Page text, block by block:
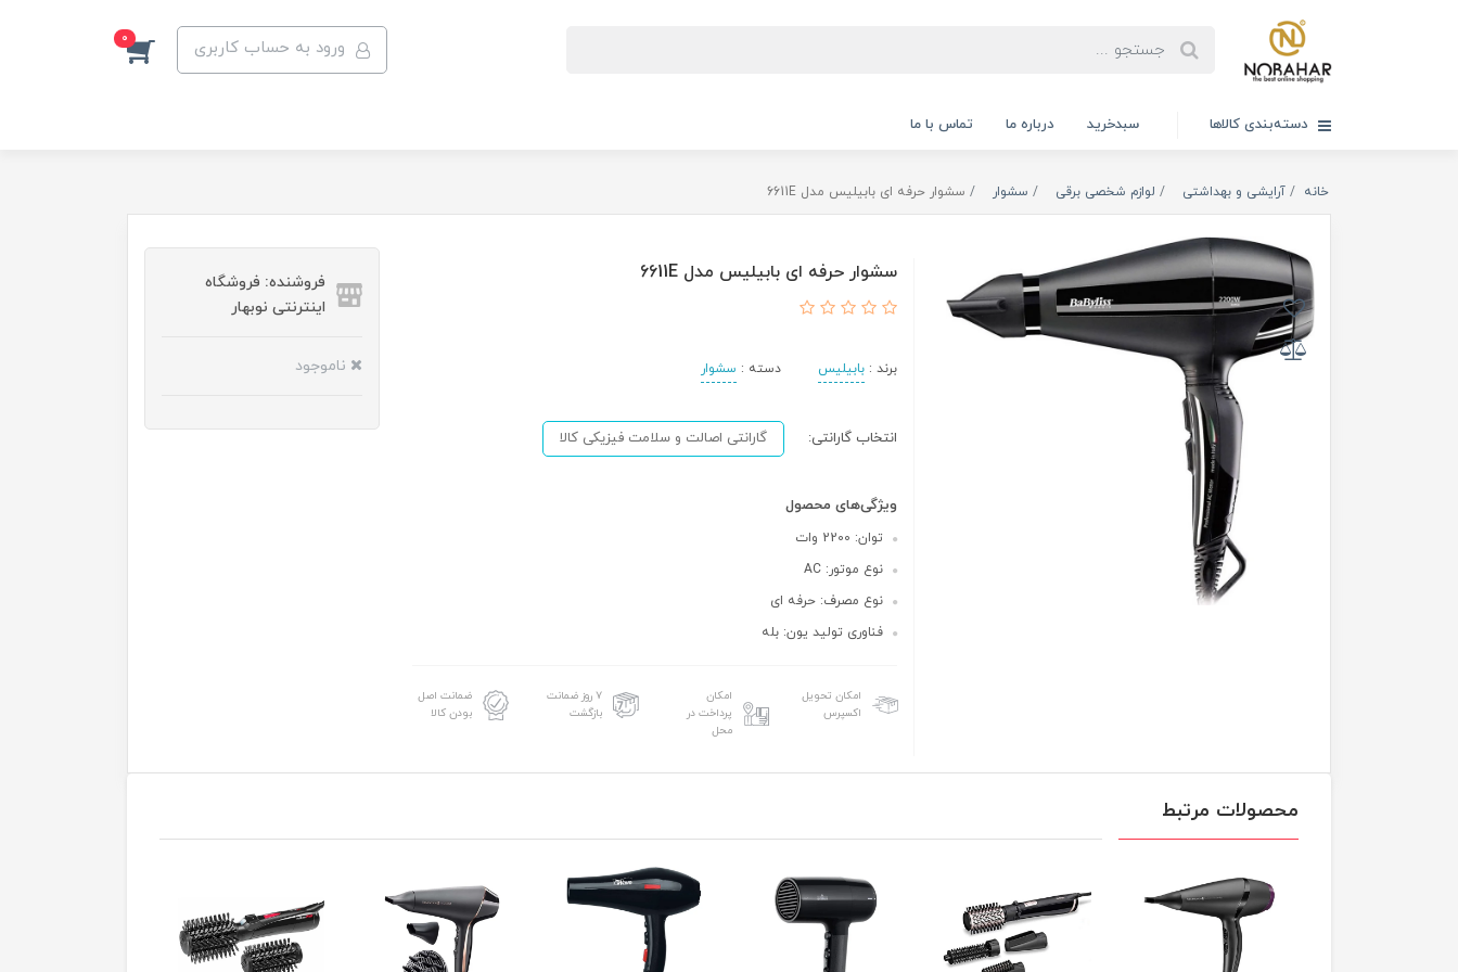
ورود به حساب کاربری 0
دسته‌بندی کالاها سبدخرید درباره ما تماس با ما
خانه آرایشی و بهداشتی لوازم شخصی برقی سشوار سشوار حرفه ای بابیلیس مدل 6611E
سشوار حرفه ای بابیلیس مدل 6611E
برند : بابیلیس دسته : سشوار
انتخاب گارانتی: گارانتی اصالت و سلامت فیزیکی کالا
ویژگی‌های محصول
توان: 2200 وات
نوع موتور: AC
نوع مصرف: حرفه ای
فناوری تولید یون: بله
امکان تحویل
اکسپرس
امکان
پرداخت در
محل
۷ روز ضمانت
بازگشت
ضمانت اصل
بودن کالا
فروشنده: فروشگاه
اینترنتی نوبهار
ناموجود
محصولات مرتبط